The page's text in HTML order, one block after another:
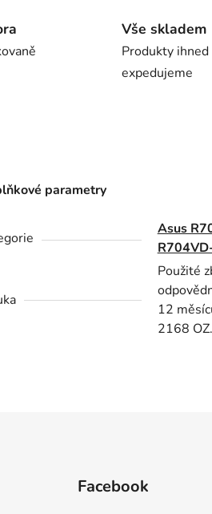
Vše skladem
Produkty ihned
expedujeme
parametry
Asus
Použité
12
2168 OZ.
Facebook